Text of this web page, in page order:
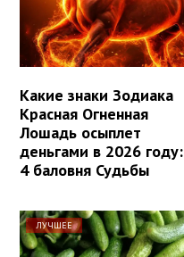
Какие знаки Зодиака
Красная Огненная
Лошадь осыплет
деньгами в 2026 году:
4 баловня Судьбы
ЛУЧШЕЕ